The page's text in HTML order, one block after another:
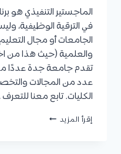
الماجستير التنفيذي هو
في الترقية الوظيفية،
الجامعات أو مجال
والعلمية (حيث هذا من
تقدم جامعة جدة عددًا من
عدد من المجالات
الكليات. تابع معنا
إقرأ المزيد الماجستير